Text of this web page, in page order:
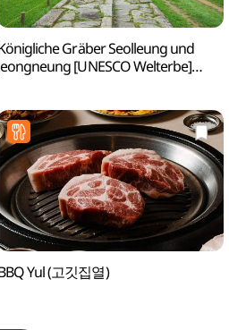
Gräber Seolleung und
[UNESCO Welterbe]
Yul (고깃집열)